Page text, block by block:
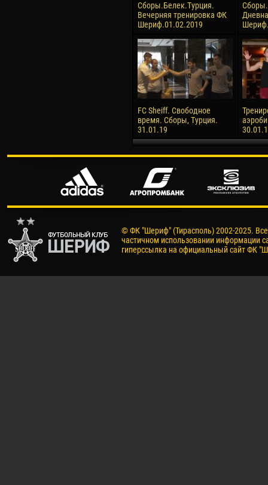
Сборы.Белек.Турция.
Вечерняя тренировка ФК
Шериф.01.02.2019
FC Sheiff. Свободное
время. Сборы, Турция.
31.01.19
© ФК "Шериф" (Тирасполь) 2002-2025.
частичном использовании информации
гиперссылка на официальный сайт ФК